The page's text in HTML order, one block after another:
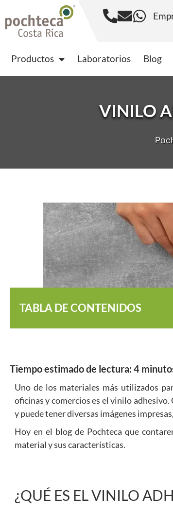
Productos Laboratorios Blog
VINILO
TABLA DE CONTENIDOS
Tiempo estimado de lectura: 4
Uno de los materiales más utilizados
oficinas y comercios es el vinilo
y puede tener diversas imágenes
Hoy en el blog de Pochteca que
material y sus características.
¿QUÉ ES EL VINILO